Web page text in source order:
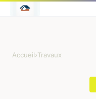
Accueil›Travaux